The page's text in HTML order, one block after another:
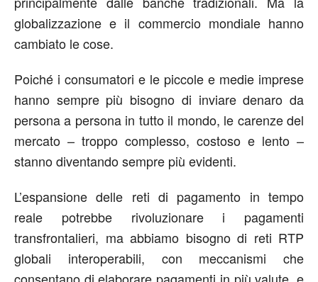
globalizzazione e il commercio mondiale hanno
cambiato le cose.
Poiché i consumatori e le piccole e medie imprese
hanno sempre più bisogno di inviare denaro da
persona a persona in tutto il mondo, le carenze del
mercato – troppo complesso, costoso e lento –
stanno diventando sempre più evidenti.
L’espansione delle reti di pagamento in tempo
reale potrebbe rivoluzionare i pagamenti
transfrontalieri, ma abbiamo bisogno di reti RTP
globali interoperabili, con meccanismi che